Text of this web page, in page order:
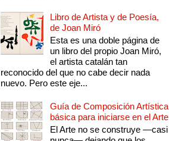
Libro de Artista y de Poesía,
de Joan Miró
Esta es una doble página de
un libro del propio Joan Miró,
el artista catalán tan
reconocido del que no cabe decir nada
nuevo. Pero este eje...
Guía de Composición Artística
básica para iniciarse en el Arte
El Arte no se construye —casi